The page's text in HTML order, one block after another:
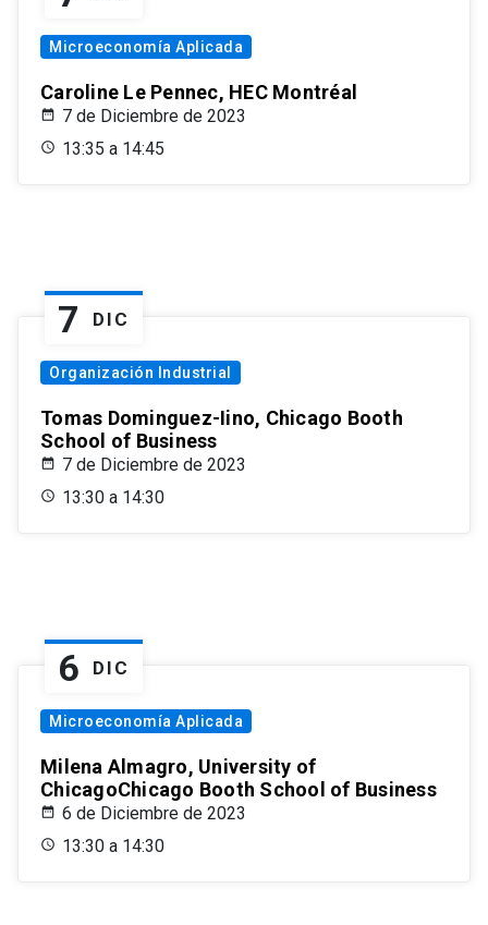
Microeconomía Aplicada
Caroline Le Pennec, HEC Montréal
7 de Diciembre de 2023
13:35 a 14:45
7 DIC
Organización Industrial
Tomas Dominguez-Iino, Chicago Booth
School of Business
7 de Diciembre de 2023
13:30 a 14:30
6 DIC
Microeconomía Aplicada
Milena Almagro, University of
ChicagoChicago Booth School of Business
6 de Diciembre de 2023
13:30 a 14:30